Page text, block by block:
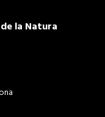
la Natura